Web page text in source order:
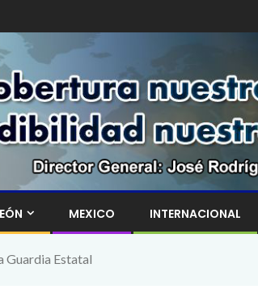
MEXICO INTERNACIONAL
Guardia Estatal